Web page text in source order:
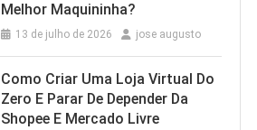
Melhor Maquininha?
13 de julho de 2026 jose augusto
Como Criar Uma Loja Virtual Do
Zero E Parar De Depender Da
Shopee E Mercado Livre